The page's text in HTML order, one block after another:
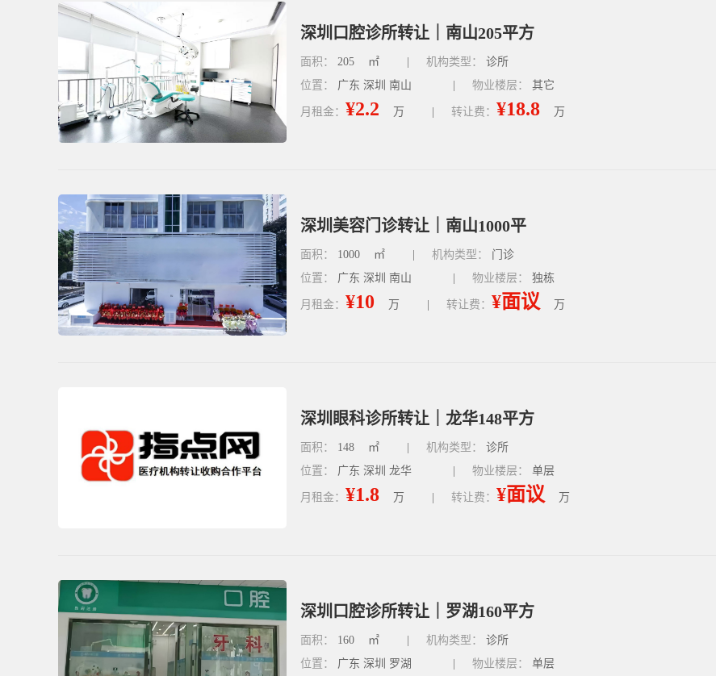
深圳口腔诊所转让｜南山205平方
面积： 205 ㎡ 机构类型：
诊所
位置： 广东 深圳 南山 物业楼层： 其它
月租金： ¥2.2 万 转让费： ¥18.8 万
深圳美容门诊转让｜南山1000平
面积： 1000 ㎡ 机构类型：
门诊
位置： 广东 深圳 南山 物业楼层： 独栋
月租金： ¥10 万 转让费： ¥面议 万
深圳眼科诊所转让｜龙华148平方
面积： 148 ㎡ 机构类型：
诊所
位置： 广东 深圳 龙华 物业楼层： 单层
月租金： ¥1.8 万 转让费： ¥面议 万
深圳口腔诊所转让｜罗湖160平方
面积： 160 ㎡ 机构类型：
诊所
位置： 广东 深圳 罗湖 物业楼层： 单层